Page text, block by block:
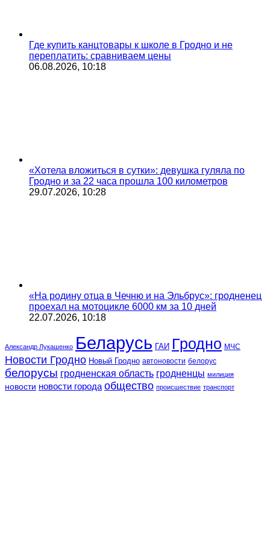
Где купить канцтовары к школе в Гродно и не
переплатить: сравниваем цены
06.08.2026, 10:18
«Хотела вложиться в сутки»: девушка гуляла по
Гродно и за 22 часа прошла 100 километров
29.07.2026, 10:28
«На родину отца в Чечню и на Эльбрус»: гродненец
проехал на мотоцикле 6000 км за 10 дней
22.07.2026, 10:18
Александр Лукашенко Беларусь ГАИ Гродно МЧС
Новости Гродно Новый Гродно автоновости белорус
белорусы гродненская область гродненцы милиция
новости новости города общество происшествие транспорт